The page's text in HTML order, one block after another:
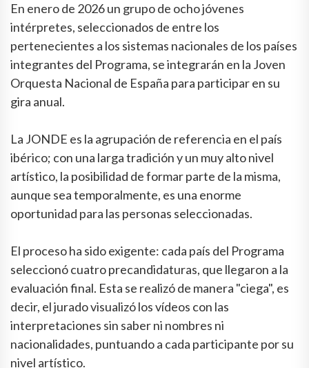
En enero de 2026 un grupo de ocho jóvenes
intérpretes, seleccionados de entre los
pertenecientes a los sistemas nacionales de los países
integrantes del Programa, se integrarán en la Joven
Orquesta Nacional de España para participar en su
gira anual.
La JONDE es la agrupación de referencia en el país
ibérico; con una larga tradición y un muy alto nivel
artístico, la posibilidad de formar parte de la misma,
aunque sea temporalmente, es una enorme
oportunidad para las personas seleccionadas.
El proceso ha sido exigente: cada país del Programa
seleccionó cuatro precandidaturas, que llegaron a la
evaluación final. Esta se realizó de manera "ciega", es
decir, el jurado visualizó los vídeos con las
interpretaciones sin saber ni nombres ni
nacionalidades, puntuando a cada participante por su
nivel artístico.